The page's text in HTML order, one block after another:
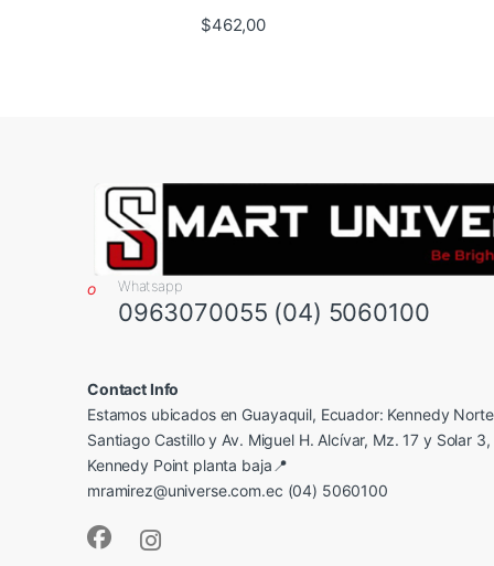
$462,00
Whatsapp
0963070055 (04) 5060100
Contact Info
Estamos ubicados en Guayaquil, Ecuador: Kennedy
Santiago Castillo y Av. Miguel H. Alcívar, Mz. 17 y Solar
Kennedy Point planta baja📍
mramirez@universe.com.ec (04) 5060100